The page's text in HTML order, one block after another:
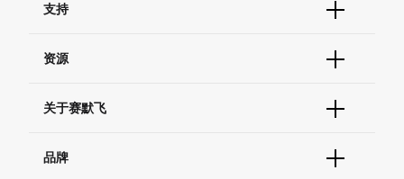
订单支持
现货供应中心
支持
联系我们 - 400 820 8982
查找文件&证书
资源
促销
社交媒体
关于赛默飞
招聘
品牌